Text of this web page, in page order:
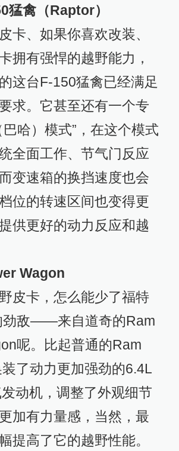
猛禽（Raptor）
卡、如果你喜欢改装、
拥有强悍的越野能力，
这台F-150猛禽已经满足
求。它甚至还有一个专
巴哈）模式”，在这个模式
全面工作、节气门反应
变速箱的换挡速度也会
位的转速区间也变得更
供更好的动力反应和越
Wagon
皮卡，怎么能少了福特
劲敌——来自道奇的Ram
呢。比起普通的Ram
了动力更加强劲的6.4L
动机，调整了外观细节
加有力量感，当然，最
提高了它的越野性能。